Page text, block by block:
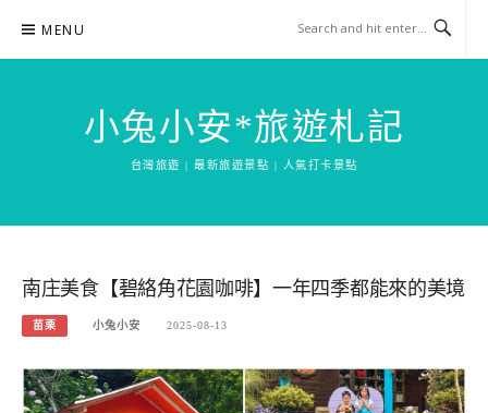
content
MENU
小兔小安*旅遊札記
台灣旅遊 | 最新旅遊景點 | 人氣打卡景點
南庄美食【碧絡角花園咖啡】一年四季都能來的美境
苗栗 小兔小安 2025-08-13